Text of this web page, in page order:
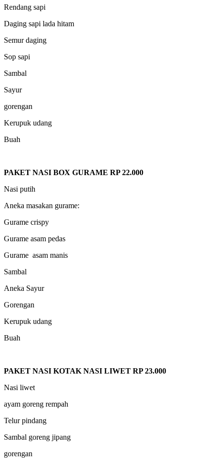
Rendang sapi
Daging sapi lada hitam
Semur daging
Sop sapi
Sambal
Sayur
gorengan
Kerupuk udang
Buah
PAKET NASI BOX GURAME RP 22.000
Nasi putih
Aneka masakan gurame:
Gurame crispy
Gurame asam pedas
Gurame asam manis
Sambal
Aneka Sayur
Gorengan
Kerupuk udang
Buah
PAKET NASI KOTAK NASI LIWET RP 23.000
Nasi liwet
ayam goreng rempah
Telur pindang
Sambal goreng jipang
gorengan